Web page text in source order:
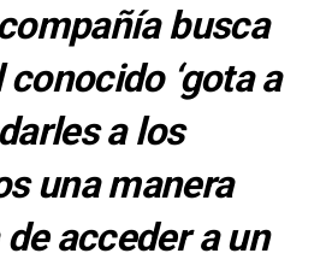
busca
‘gota a
a los
una manera
acceder a un